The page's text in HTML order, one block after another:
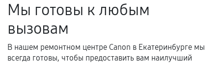
Мы готовы к любым
вызовам
В нашем ремонтном центре Canon в Екатеринбурге мы
всегда готовы, чтобы предоставить вам наилучший